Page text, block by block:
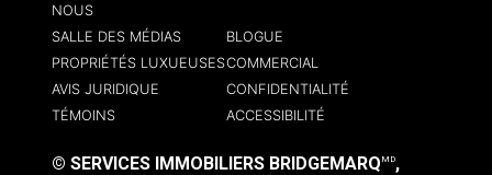
NOUS
SALLE DES MÉDIAS
BLOGUE
PROPRIÉTÉS LUXUEUSESCOMMERCIAL
AVIS JURIDIQUE
CONFIDENTIALITÉ
TÉMOINS
ACCESSIBILITÉ
© SERVICES IMMOBILIERS BRIDGEMARQ MD,